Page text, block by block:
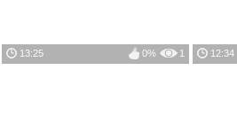
13:25 1
0% 12:34